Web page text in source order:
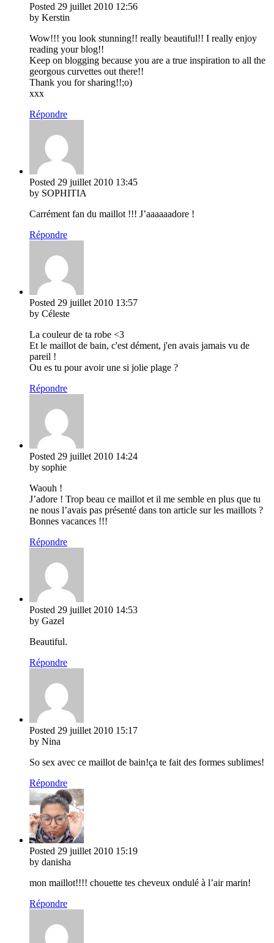
Posted 29 juillet 2010 12:56
by Kerstin
Wow!!! you look stunning!! really beautiful!! I really enjoy
reading your blog!!
Keep on blogging because you are a true inspiration to all the
georgous curvettes out there!!
Thank you for sharing!!;o)
xxx
Répondre
Posted 29 juillet 2010 13:45
by SOPHITIA
Carrément fan du maillot !!! J’aaaaaadore !
Répondre
Posted 29 juillet 2010 13:57
by Céleste
La couleur de ta robe <3
Et le maillot de bain, c'est dément, j'en avais jamais vu de
pareil !
Ou es tu pour avoir une si jolie plage ?
Répondre
Posted 29 juillet 2010 14:24
by sophie
Waouh !
J’adore ! Trop beau ce maillot et il me semble en plus que tu
ne nous l’avais pas présenté dans ton article sur les maillots ?
Bonnes vacances !!!
Répondre
Posted 29 juillet 2010 14:53
by Gazel
Beautiful.
Répondre
Posted 29 juillet 2010 15:17
by Nina
So sex avec ce maillot de bain!ça te fait des formes sublimes!
Répondre
Posted 29 juillet 2010 15:19
by danisha
mon maillot!!!! chouette tes cheveux ondulé à l’air marin!
Répondre